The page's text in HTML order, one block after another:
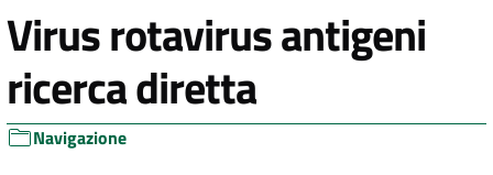
Virus rotavirus antigeni
ricerca diretta
Navigazione